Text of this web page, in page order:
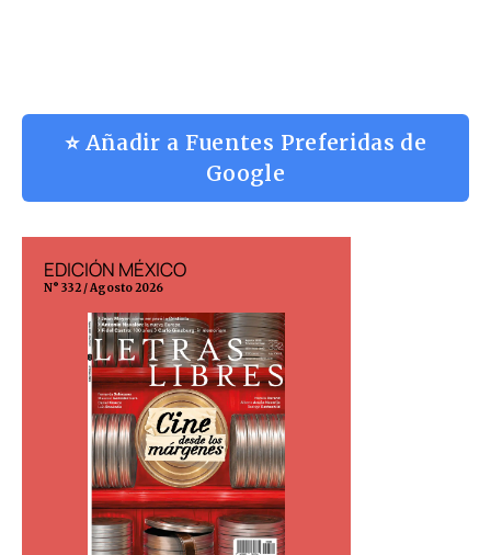
⭐ Añadir a Fuentes Preferidas de
Google
EDICIÓN MÉXICO
N° 332 / Agosto 2026